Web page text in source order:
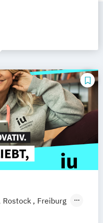
Rostock
Freiburg